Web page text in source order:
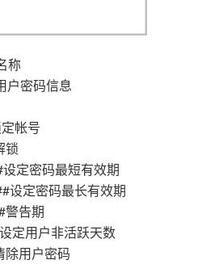
称
密码信息
帐号
密码最短有效期
密码最长有效期
告期
用户非活跃天数
用户密码